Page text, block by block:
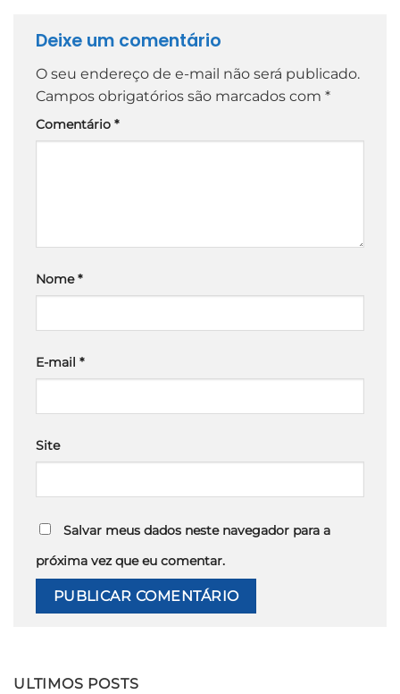
Deixe um comentário
O seu endereço de e-mail não será publicado.
Campos obrigatórios são marcados com *
Comentário *
Nome*
E-mail *
Site
Salvar meus dados neste navegador para a
próxima vez que eu comentar.
ULTIMOS POSTS